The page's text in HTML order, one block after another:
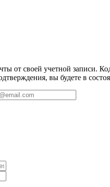
от своей учетной записи.
вы будете в